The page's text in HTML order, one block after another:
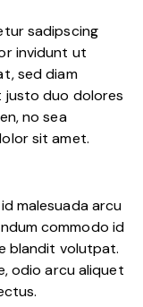
sadipscing
invidunt ut
sed diam
justo duo dolores
no sea
sit amet.
malesuada arcu
commodo id
blandit volutpat.
odio arcu aliquet